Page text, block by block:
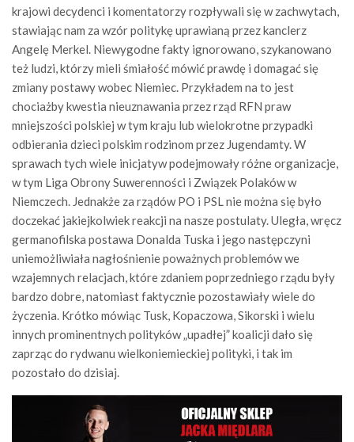
krajowi decydenci i komentatorzy rozpływali się w zachwytach,
stawiając nam za wzór politykę uprawianą przez kanclerz
Angelę Merkel. Niewygodne fakty ignorowano, szykanowano
też ludzi, którzy mieli śmiałość mówić prawdę i domagać się
zmiany postawy wobec Niemiec. Przykładem na to jest
chociażby kwestia nieuznawania przez rząd RFN praw
mniejszości polskiej w tym kraju lub wielokrotne przypadki
odbierania dzieci polskim rodzinom przez Jugendamty. W
sprawach tych wiele inicjatyw podejmowały różne organizacje,
w tym Liga Obrony Suwerenności i Związek Polaków w
Niemczech. Jednakże za rządów PO i PSL nie można się było
doczekać jakiejkolwiek reakcji na nasze postulaty. Uległa, wręcz
germanofilska postawa Donalda Tuska i jego następczyni
uniemożliwiała nagłośnienie poważnych problemów we
wzajemnych relacjach, które zdaniem poprzedniego rządu były
bardzo dobre, natomiast faktycznie pozostawiały wiele do
życzenia. Krótko mówiąc Tusk, Kopaczowa, Sikorski i wielu
innych prominentnych polityków „upadłej” koalicji dało się
zaprząc do rydwanu wielkoniemieckiej polityki, i tak im
pozostało do dzisiaj.